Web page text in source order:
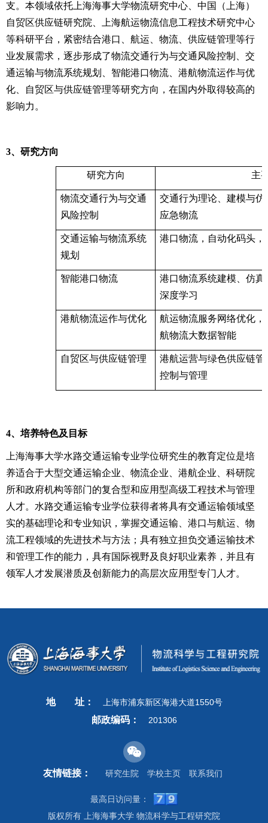
支。本领域依托上海海事大学物流研究中心、中国（上海）
自贸区供应链研究院、上海航运物流信息工程技术研究中心
等科研平台，紧密结合港口、航运、物流、供应链管理等行
业发展需求，逐步形成了物流交通行为与交通风险控制、交
通运输与物流系统规划、智能港口物流、港航物流运作与优
化、自贸区与供应链管理等研究方向，在国内外取得较高的
影响力。
3、研究方向
研究方向 主
物流交通行为与交通
风险控制
交通行为理论、建模与
应急物流
交通运输与物流系统
规划
港口物流，自动化码头，
智能港口物流
港口物流系统建模、仿
深度学习
港航物流运作与优化
航运物流服务网络优化
航物流大数据智能
自贸区与供应链管理
港航运营与绿色供应链
控制与管理
4、培养特色及目标
上海海事大学水路交通运输专业学位研究生的教育定位是培
养适合于大型交通运输企业、物流企业、港航企业、科研院
所和政府机构等部门的复合型和应用型高级工程技术与管理
人才。水路交通运输专业学位获得者将具有交通运输领域坚
实的基础理论和专业知识，掌握交通运输、港口与航运、物
流工程领域的先进技术与方法；具有独立担负交通运输技术
和管理工作的能力，具有国际视野及良好职业素养，并且有
领军人才发展潜质及创新能力的高层次应用型专门人才。
地 址： 上海市浦东新区海港大道1550号
邮政编码： 201306
友情链接： 研究生院 学校主页 联系我们
最高日访问量：
版权所有 上海海事大学 物流科学与工程研究院